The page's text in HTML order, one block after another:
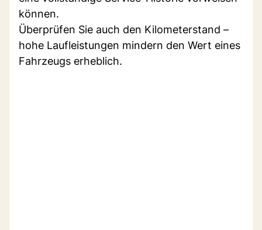
können.
Überprüfen Sie auch den Kilometerstand –
hohe Laufleistungen mindern den Wert eines
Fahrzeugs erheblich.